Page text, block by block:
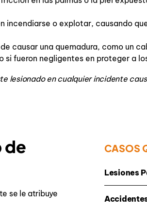
incendiarse o explotar, causando
causar una quemadura, como un
fueron negligentes en proteger a
lesionado en cualquier incidente
de
se le atribuye
CASOS
Lesiones